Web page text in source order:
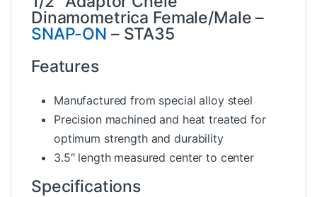
Dinamometrica Female/Male –
SNAP-ON – STA35
Features
Manufactured from special alloy steel
Precision machined and heat treated for
optimum strength and durability
3.5″ length measured center to center
Specifications